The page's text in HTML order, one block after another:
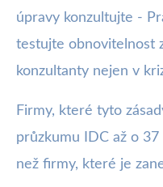
úpravy konzultujte -
testujte obnovitelnost
konzultanty nejen v
Firmy, které tyto
průzkumu IDC až o
než firmy, které je